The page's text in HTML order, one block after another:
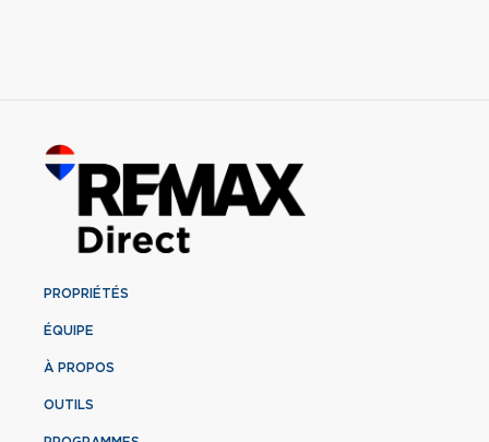
PROPRIÉTÉS
ÉQUIPE
À PROPOS
OUTILS